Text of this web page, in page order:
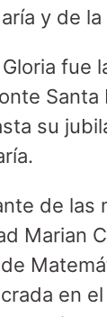
y de
su
de
Marian
en